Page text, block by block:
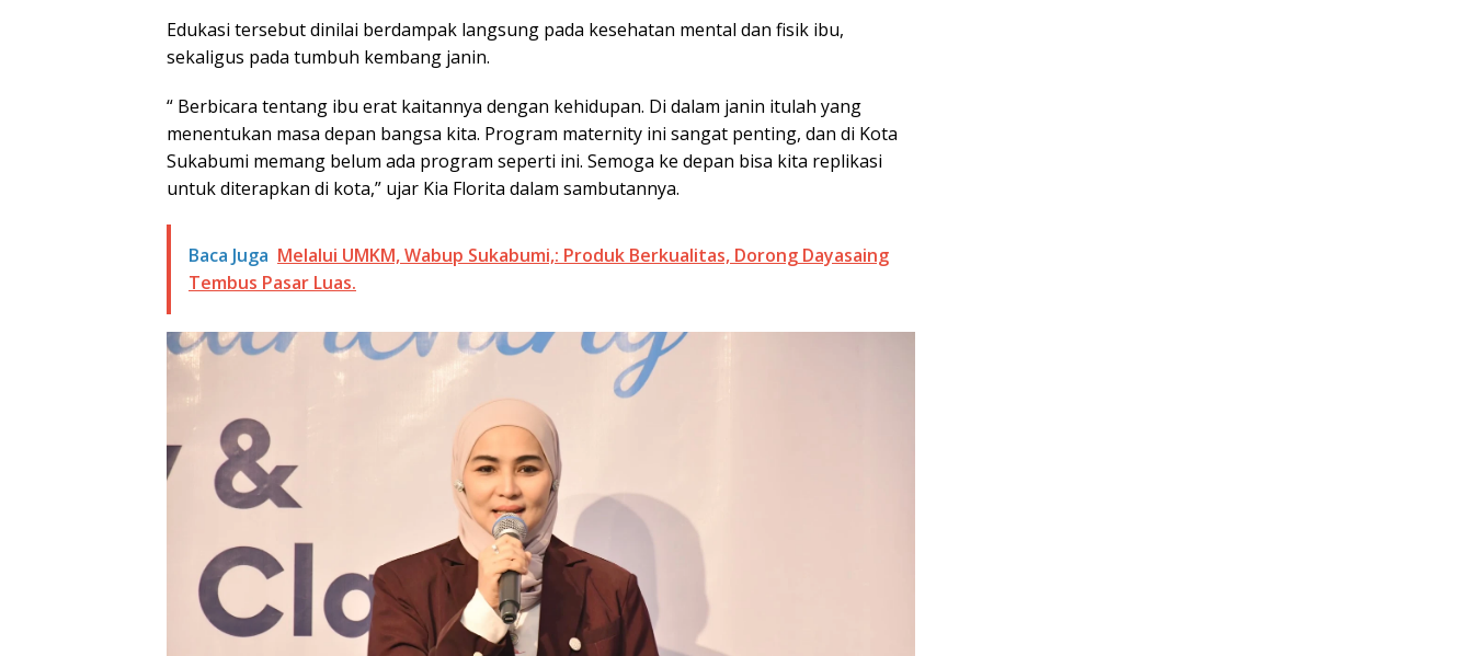
Edukasi tersebut dinilai berdampak langsung pada kesehatan mental dan fisik ibu,
sekaligus pada tumbuh kembang janin.
“ Berbicara tentang ibu erat kaitannya dengan kehidupan. Di dalam janin itulah yang
menentukan masa depan bangsa kita. Program maternity ini sangat penting, dan di Kota
Sukabumi memang belum ada program seperti ini. Semoga ke depan bisa kita replikasi
untuk diterapkan di kota,” ujar Kia Florita dalam sambutannya.
Baca Juga Melalui UMKM, Wabup Sukabumi,: Produk Berkualitas, Dorong Dayasaing
Tembus Pasar Luas.